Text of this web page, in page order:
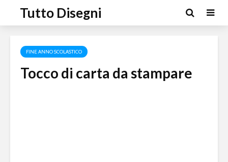
Tutto Disegni
FINE ANNO SCOLASTICO
Tocco di carta da stampare